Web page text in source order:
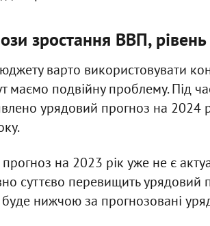
зростання ВВП, рівень
варто використовувати
маємо подвійну проблему. Під
урядовий прогноз на 2024
на 2023 рік уже не є
суттєво перевищить урядовий
нижчою за прогнозовані